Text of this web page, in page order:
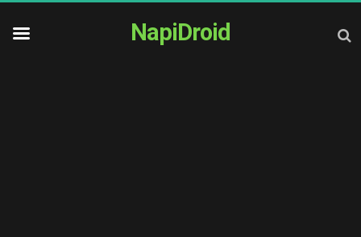
NapiDroid